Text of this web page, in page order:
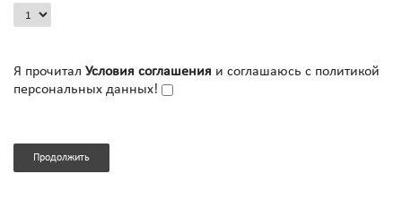
Я прочитал Условия соглашения и соглашаюсь с политикой
персональных данных!
Продолжить